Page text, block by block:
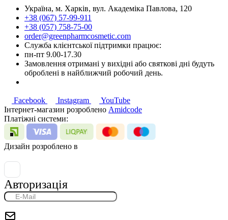
Україна, м. Харків, вул. Академіка Павлова, 120
+38 (067) 57-99-911
+38 (057) 758-75-00
order@greenpharmcosmetic.com
Служба клієнтської підтримки працює:
пн-пт 9.00-17.30
Замовлення отримані у вихідні або святкові дні будуть
оброблені в найближчий робочий день.
Facebook Instagram
YouTube
Інтернет-магазин розроблено Amidcode
Платіжні системи:
Дизайн розроблено в
Авторизація